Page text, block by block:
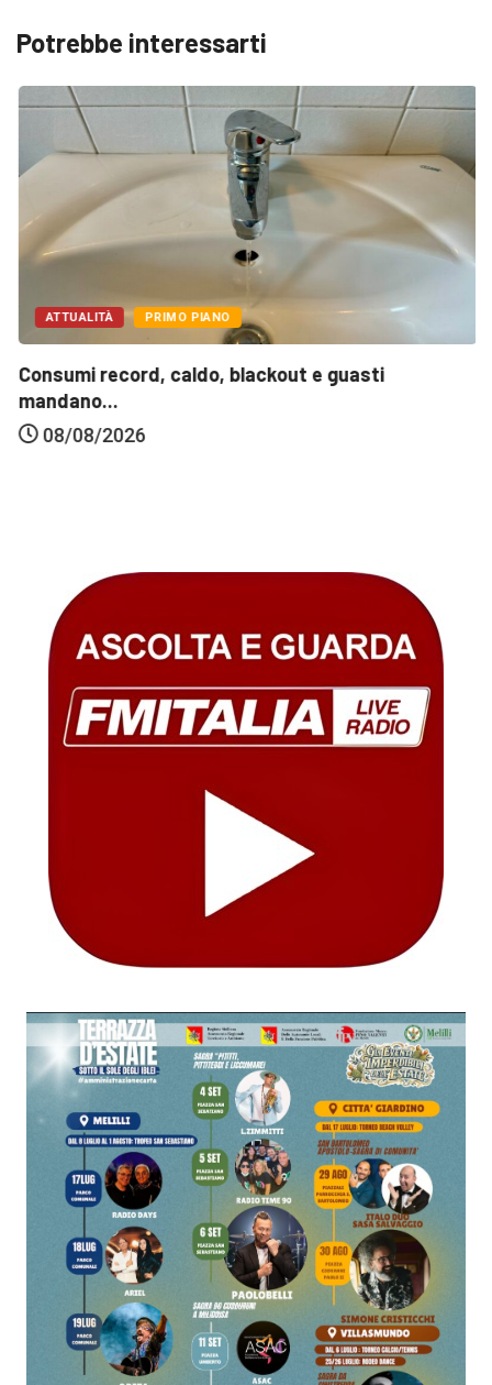
Potrebbe interessarti
ATTUALITÀ PRIMO PIANO
Consumi record, caldo, blackout e guasti
mandano...
08/08/2026